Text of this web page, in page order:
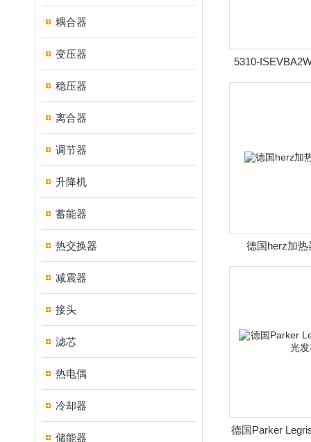
耦合器
变压器
稳压器
离合器
调节器
升降机
蓄能器
热交换器
减震器
接头
滤芯
热电偶
冷却器
储能器
5310-
关5310-
德国herz加
德国Parker